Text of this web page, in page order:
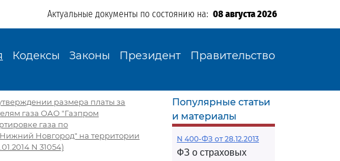
Актуальные документы по состоянию на: 08 августа 2026
Кодексы Законы Президент Правительство
размера платы за
газа ОАО "Газпром
газа по
Новгород" на территории
N 31054)
Популярные статьи
и материалы
N 400-ФЗ от 28.12.2013
ФЗ о страховых